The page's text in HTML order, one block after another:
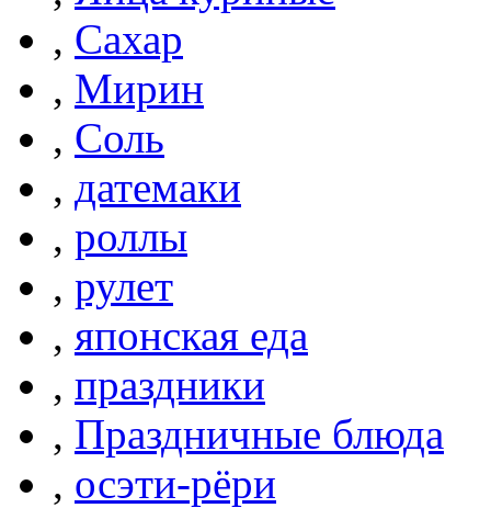
, Сахар
, Мирин
, Соль
, датемаки
, роллы
, рулет
, японская еда
, праздники
, Праздничные блюда
, осэти-рёри